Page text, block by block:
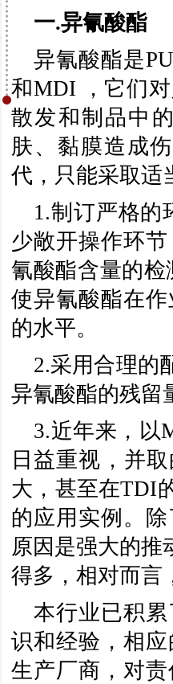
一.异氰酸酯
异氰酸酯是
和MDI ，它们
散发和制品中
肤、黏膜造成
代，只能采取适
1.制订严格的
少敞开操作环
氰酸酯含量的
使异氰酸酯在
的水平。
2.采用合理的
异氰酸酯的残留
3.近年来，以
日益重视，并
大，甚至在TDI
的应用实例。
原因是强大的
得多，相对而言
本行业已积
识和经验，相
生产厂商，对